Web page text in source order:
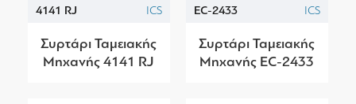
4141 RJ ICS
Συρτάρι Ταμειακής
Μηχανής 4141 RJ
EC-2433 ICS
Συρτάρι Ταμειακής
Μηχανής EC-2433